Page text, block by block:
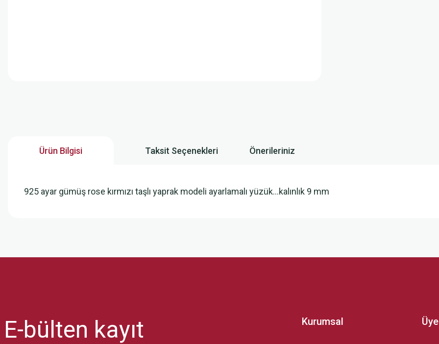
Ürün Bilgisi Taksit Seçenekleri Önerileriniz
925 ayar gümüş rose kırmızı taşlı yaprak modeli ayarlamalı yüzük…kalınlık 9 mm
Bu ürüne benzer farklı alternatifler olmalı.
E-bülten kayıt Kurumsal